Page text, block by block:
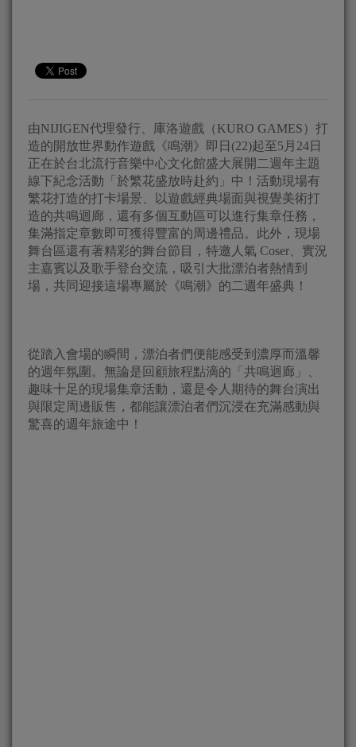
由NIJIGEN代理發行、庫洛遊戲（KURO GAMES）打
造的開放世界動作遊戲《鳴潮》即日(22)起至5月24日
正在於台北流行音樂中心文化館盛大展開二週年主題
線下紀念活動「於繁花盛放時赴約」中！活動現場有
繁花打造的打卡場景、以遊戲經典場面與視覺美術打
造的共鳴迴廊，還有多個互動區可以進行集章任務，
集滿指定章數即可獲得豐富的周邊禮品。此外，現場
舞台區還有著精彩的舞台節目，特邀人氣 Coser、實況
主嘉賓以及歌手登台交流，吸引大批漂泊者熱情到
場，共同迎接這場專屬於《鳴潮》的二週年盛典！
從踏入會場的瞬間，漂泊者們便能感受到濃厚而溫馨
的週年氛圍。無論是回顧旅程點滴的「共鳴迴廊」、
趣味十足的現場集章活動，還是令人期待的舞台演出
與限定周邊販售，都能讓漂泊者們沉浸在充滿感動與
驚喜的週年旅途中！